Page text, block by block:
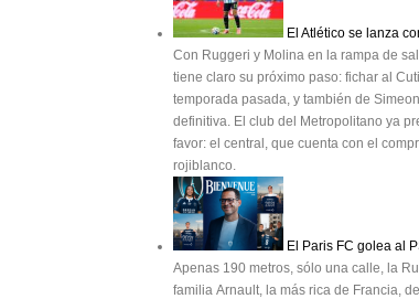
El Atlético se lanza
Con Ruggeri y Molina en la rampa de
tiene claro su próximo paso: fichar al
temporada pasada, y también de
definitiva. El club del Metropolitano ya
favor: el central, que cuenta con el
rojiblanco.
El Paris FC golea al
Apenas 190 metros, sólo una calle, la
familia Arnault, la más rica de Francia,